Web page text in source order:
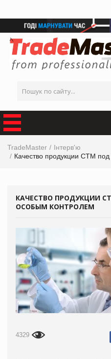
TradeMaster
Інтерв'ю
Качество продукции СТМ
КАЧЕСТВО ПРОДУКЦИИ
ОСОБЫМ КОНТРОЛЕМ
4329